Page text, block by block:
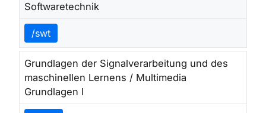
Softwaretechnik
/swt
Grundlagen der Signalverarbeitung und des
maschinellen Lernens / Multimedia
Grundlagen I